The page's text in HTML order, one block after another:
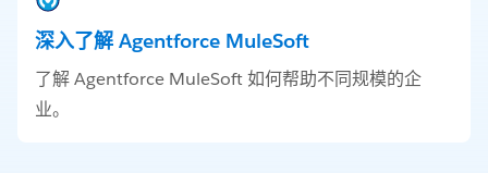
深入了解 Agentforce MuleSoft
了解 Agentforce MuleSoft 如何帮助不同规模的企
业。